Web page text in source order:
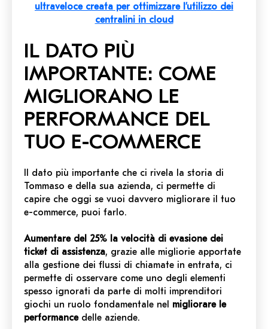
ultraveloce creata per ottimizzare l’utilizzo dei
centralini in cloud
IL DATO PIÙ
IMPORTANTE: COME
MIGLIORANO LE
PERFORMANCE DEL
TUO E-COMMERCE
Il dato più importante che ci rivela la storia di
Tommaso e della sua azienda, ci permette di
capire che oggi se vuoi davvero migliorare il tuo
e-commerce, puoi farlo.
Aumentare del 25% la velocità di evasione dei
ticket di assistenza, grazie alle migliorie apportate
alla gestione dei flussi di chiamate in entrata, ci
permette di osservare come uno degli elementi
spesso ignorati da parte di molti imprenditori
giochi un ruolo fondamentale nel migliorare le
performancedelle aziende.